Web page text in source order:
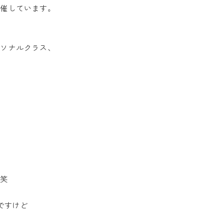
しています。
ナルクラス、
すけど